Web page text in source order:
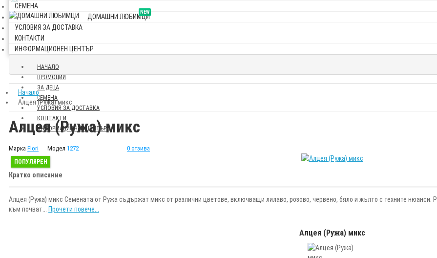
СЕМЕНА
NEW
ДОМАШНИ ЛЮБИМЦИ
УСЛОВИЯ ЗА ДОСТАВКА
КОНТАКТИ
ИНФОРМАЦИОНЕН ЦЕНТЪР
НАЧАЛО
ПРОМОЦИИ
ЗА ДЕЦА
СЕМЕНА
УСЛОВИЯ ЗА ДОСТАВКА
КОНТАКТИ
ИНФОРМАЦИОНЕН ЦЕНТЪР
Начало
Алцея (Ружа) микс
Алцея (Ружа) микс
Марка Flori Модел 1272 0 отзива
ПОПУЛЯРЕН
Кратко описание
Алцея (Ружа) микс Семената от Ружа съдържат микс от различни цветове, включващи лилаво, розово, червено, бяло и жълто с техните нюанси.
към почват... Прочети повече...
Алцея (Ружа) микс